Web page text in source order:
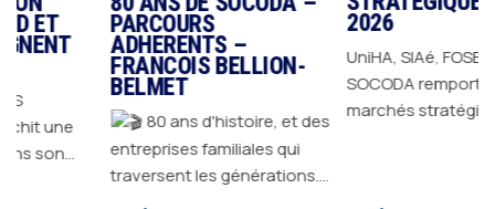
PARCOURS
ADHERENTS –
FRANCOIS BELLION-
BELMET
80 ans d'histoire, et des
entreprises familiales qui
traversent les générations.
Depuis 1946, GROUPE
STRUCTURE SON
COMPTES ET
REMPORTE DES
MARCHÉS
STRATÉGIQUES EN
2026
UniHA, SIAé, FOSELEV…